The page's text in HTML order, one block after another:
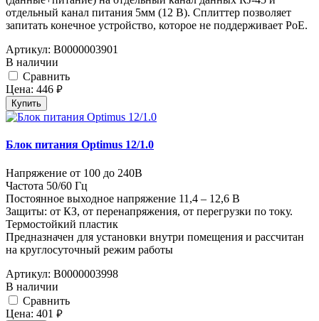
отдельный канал питания 5мм (12 В). Сплиттер позволяет
запитать конечное устройство, которое не поддерживает PoE.
Артикул: В0000003901
В наличии
Cравнить
Цена: 446 руб.
Купить
Блок питания Optimus 12/1.0
Напряжение от 100 до 240В
Частота 50/60 Гц
Постоянное выходное напряжение 11,4 – 12,6 В
Защиты: от КЗ, от перенапряжения, от перегрузки по току.
Термостойкий пластик
Предназначен для установки внутри помещения и рассчитан
на круглосуточный режим работы
Артикул: В0000003998
В наличии
Cравнить
Цена: 401 руб.